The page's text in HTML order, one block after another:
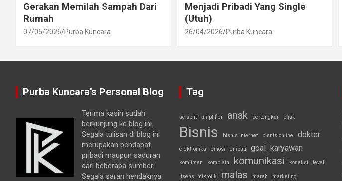
Gerakan Memilah Sampah Dari
Rumah
07/05/2026 Purba Kuncara
Menjadi Pribadi Yang Single
(Utuh)
26/04/2026 Purba Kuncara
Purba Kuncara’s Personal Blog
Terima kasih sudah
berkunjung ke blog ini.
Segala tulisan di blog ini
merupakan pendapat
pribadi maupun saduran
dari beberapa sumber.
Segala saran hendaknya
Tag
ac split amplifier anak bertengkar bijak
Bisnis bisnis internet bisnis online dokter
elektronika emosi empati goal karyawan
komitmen komplain komunikasi koneksi level
lisensi mikrotik malas marah marketing